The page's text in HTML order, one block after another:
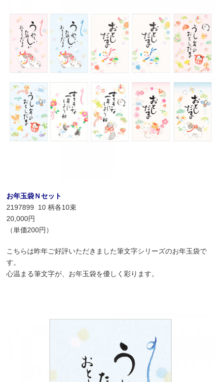
お年玉袋Ｎセット
2197899 10 柄各10束
20,000円
（単価200円）
こちらは昨年ご好評いただきました筆文字シリーズのお年玉袋で
す。
心温まる筆文字が、お年玉袋を優しく彩ります。